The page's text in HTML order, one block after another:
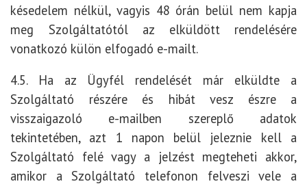
késedelem nélkül, vagyis 48 órán belül nem kapja
meg Szolgáltatótól az elküldött rendelésére
vonatkozó külön elfogadó e-mailt.
4.5. Ha az Ügyfél rendelését már elküldte a
Szolgáltató részére és hibát vesz észre a
visszaigazoló e-mailben szereplő adatok
tekintetében, azt 1 napon belül jeleznie kell a
Szolgáltató felé vagy a jelzést megteheti akkor,
amikor a Szolgáltató telefonon felveszi vele a